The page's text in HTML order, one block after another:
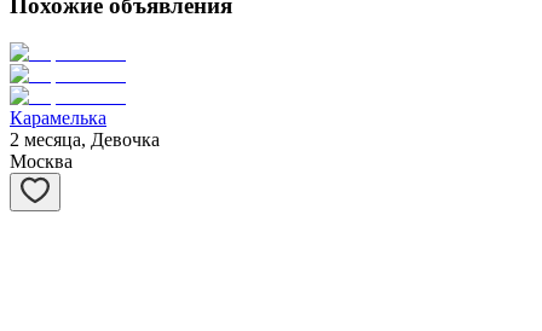
Похожие объявления
Карамелька
2 месяца, Девочка
Москва